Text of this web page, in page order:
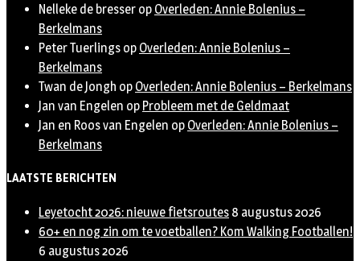
Nelleke de bresser op Overleden: Annie Bolenius –
Berkelmans
Peter Tuerlings op Overleden: Annie Bolenius –
Berkelmans
Twan de Jongh op Overleden: Annie Bolenius – Berkelmans
Jan van Engelen op Probleem met de Geldmaat
Jan en Roos van Engelen op Overleden: Annie Bolenius –
Berkelmans
LAATSTE BERICHTEN
Leyetocht 2026: nieuwe fietsroutes 8 augustus 2026
60+ en nog zin om te voetballen? Kom Walking Footballen!
6 augustus 2026